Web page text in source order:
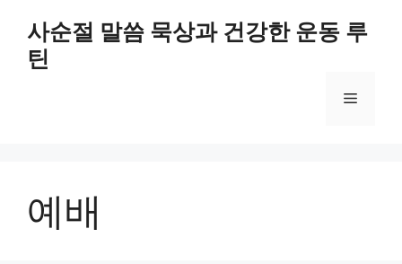
content
사순절 말씀 묵상과 건강한 운동 루
틴
Menu
예배